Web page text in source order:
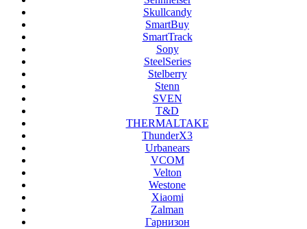
Skullcandy
SmartBuy
SmartTrack
Sony
SteelSeries
Stelberry
Stenn
SVEN
T&D
THERMALTAKE
ThunderX3
Urbanears
VCOM
Velton
Westone
Xiaomi
Zalman
Гарнизон